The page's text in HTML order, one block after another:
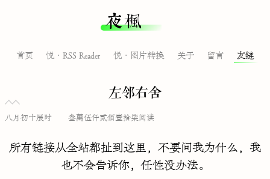
夜枫
首页 悦·RSS Reader 悦·图片转换 关于 留言 友链
左邻右舍
八月初十辰时 叁萬伍仟贰佰壹拾柒阅读
所有链接从全站都扯到这里，不要问我为什么，我
也不会告诉你，任性没办法。